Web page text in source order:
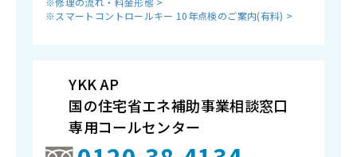
※スマートコントロールキー 10年点検のご案内(有料) >
YKK AP
国の住宅省エネ補助事業相談窓口
専用コールセンター